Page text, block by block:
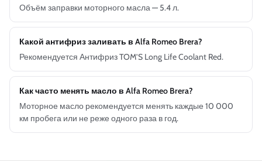
Объём заправки моторного масла — 5.4 л.
Какой антифриз заливать в Alfa Romeo Brera?
Рекомендуется Антифриз TOM’S Long Life Coolant Red.
Как часто менять масло в Alfa Romeo Brera?
Моторное масло рекомендуется менять каждые 10 000
км пробега или не реже одного раза в год.